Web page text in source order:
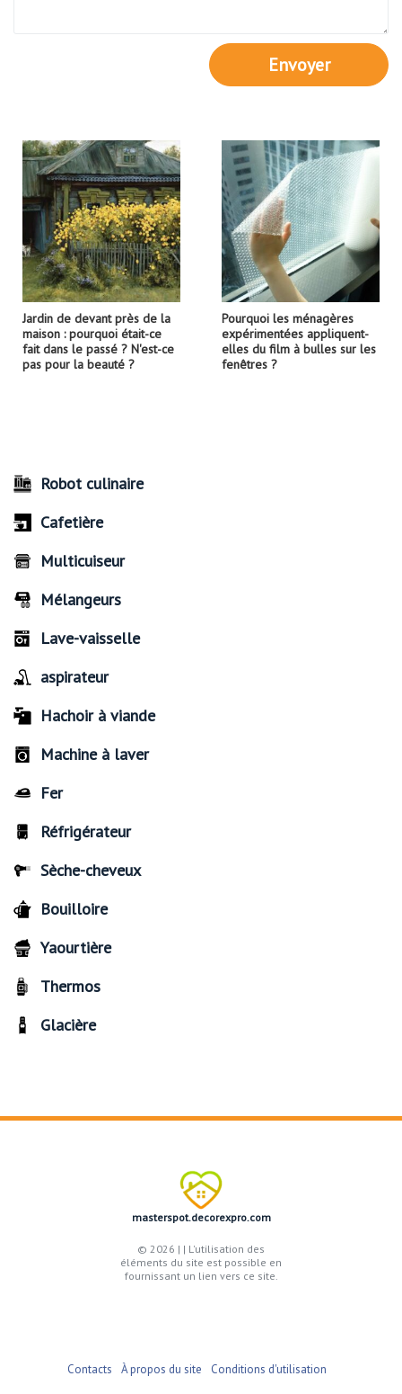
Envoyer
Jardin de devant près de la
maison : pourquoi était-ce
fait dans le passé ? N'est-ce
pas pour la beauté ?
Pourquoi les ménagères
expérimentées appliquent-
elles du film à bulles sur les
fenêtres ?
Robot culinaire
Cafetière
Multicuiseur
Mélangeurs
Lave-vaisselle
aspirateur
Hachoir à viande
Machine à laver
Fer
Réfrigérateur
Sèche-cheveux
Bouilloire
Yaourtière
Thermos
Glacière
masterspot.decorexpro.com
© 2026 | | L'utilisation des
éléments du site est possible en
fournissant un lien vers ce site.
Contacts À propos du site Conditions d'utilisation